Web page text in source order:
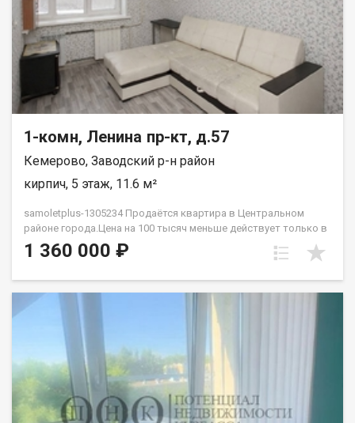
1-комн, Ленина пр-кт, д.57
Кемерово, Заводский р-н район
кирпич, 5 этаж, 11.6 м²
samoletplus-1305234 Продаётся квартира в Центральном
районе города.Цена на 100 тысяч меньше действует только в
августе! Успей приобрести недвижимость, подходящую как
для проживания, так и для сдачи! Удобное расположение
общественному транспорту. Квартира подходит как для сдачи
центры, университеты, школы и детские сады — всё
необходимое для комфортной жизни. В квартире выполнен
ремонт, готовый к заселению. Установлена новая входная
дверь, светлая комната с большим окном. Особенность
планировки — отсутствие соседей за стенами, что добавляет
1 360 000 ₽